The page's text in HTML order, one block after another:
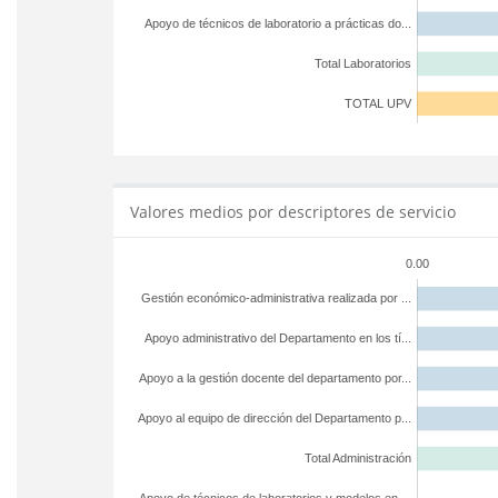
TOTAL UPV
Total Laboratorios
Apoyo de técnicos de laboratorio a prácticas do...
Valores medios por descriptores de servicio
0.00
Total Administración
Apoyo al equipo de dirección del Departamento p...
Apoyo a la gestión docente del departamento por...
Apoyo administrativo del Departamento en los tí...
Gestión económico-administrativa realizada por ...